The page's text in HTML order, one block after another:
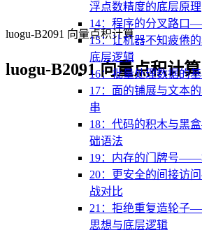
浮点数精度的底层原理
14：程序的分叉路口
15：让机器不知疲倦
底层逻辑
16：批量处理数据的
17：面的铺展与文本
串
18：代码的积木与黑
础语法
19：内存的门牌号——
20：更安全的间接访
战对比
21：拒绝重复造轮子
思想与底层逻辑
luogu-B2091 向量点积计算
luogu-B2091 向量点积计算